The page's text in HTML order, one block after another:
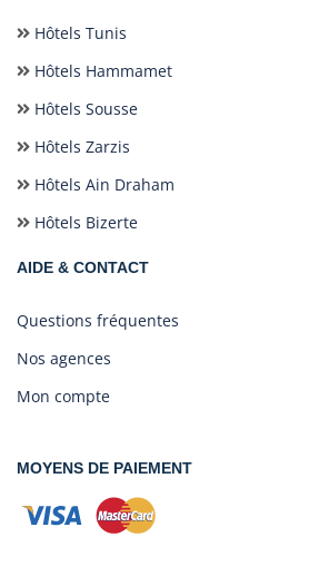
Hôtels Tunis
Hôtels Hammamet
Hôtels Sousse
Hôtels Zarzis
Hôtels Ain Draham
Hôtels Bizerte
AIDE & CONTACT
Questions fréquentes
Nos agences
Mon compte
MOYENS DE PAIEMENT